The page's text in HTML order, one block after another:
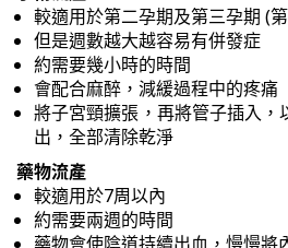
較適用於第二孕期及第三孕期 (
但是週數越大越容易有併發症
約需要幾小時的時間
會配合麻醉，減緩過程中的疼痛
將子宮頸擴張，再將管子插入，
出，全部清除乾淨
藥物流產
較適用於7周以內
約需要兩週的時間